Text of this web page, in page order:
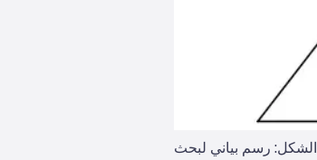
الشكل: رسم بياني لبحث HNSW ANN - يتم تنظيم المتجهات في طبقات لتسريع استعلامات أقرب جار (مقتبس من شرح مجموعات المتجهات Redis